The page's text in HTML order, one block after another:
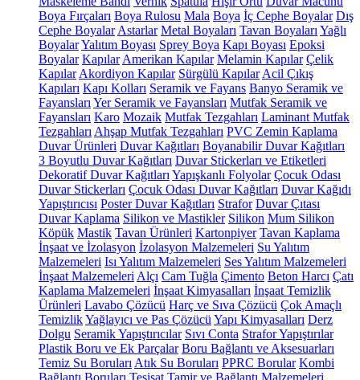
Boya Fırçaları Boya Rulosu Mala Boya İç Cephe Boyalar Dış
Cephe Boyalar Astarlar Metal Boyaları Tavan Boyaları Yağlı
BoyalarYalıtım Boyası Sprey Boya Kapı Boyası Epoksi
Boyalar Kapılar Amerikan Kapılar Melamin Kapılar Çelik
Kapılar Akordiyon Kapılar Sürgülü Kapılar Acil Çıkış
Kapıları Kapı Kolları Seramik ve Fayans Banyo Seramik ve
Fayansları Yer Seramik ve Fayansları Mutfak Seramik ve
Fayansları Karo Mozaik Mutfak Tezgahları Laminant Mutfak
Tezgahları Ahşap Mutfak Tezgahları PVC Zemin Kaplama
Duvar Ürünleri Duvar Kağıtları Boyanabilir Duvar Kağıtları
3 Boyutlu Duvar Kağıtları Duvar Stickerları ve Etiketleri
Dekoratif Duvar Kağıtları Yapışkanlı Folyolar Çocuk Odası
Duvar Stickerları Çocuk Odası Duvar Kağıtları Duvar Kağıdı
Yapıştırıcısı Poster Duvar Kağıtları Strafor Duvar Çıtası
Duvar Kaplama Silikon ve Mastikler Silikon Mum Silikon
Köpük Mastik Tavan Ürünleri Kartonpiyer Tavan Kaplama
İnşaat ve İzolasyon İzolasyon Malzemeleri Su Yalıtım
Malzemeleri Isı Yalıtım Malzemeleri Ses Yalıtım Malzemeleri
İnşaat Malzemeleri Alçı Cam Tuğla Çimento Beton Harcı Çatı
Kaplama Malzemeleri İnşaat Kimyasalları İnşaat Temizlik
Ürünleri Lavabo Çözücü Harç ve Sıva Çözücü Çok Amaçlı
TemizlikYağlayıcı ve Pas Çözücü Yapı Kimyasalları Derz
Dolgu Seramik Yapıştırıcılar Sıvı Conta Strafor Yapıştırılar
Plastik Boru ve Ek Parçalar Boru Bağlantı ve Aksesuarları
Temiz Su Boruları Atık Su Boruları PPRC Borular Kombi
Bağlantı Boruları Tesisat Tamir ve Bağlantı Malzemeleri